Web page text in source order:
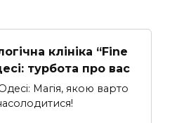
клініка “Fine
турбота про вас
Магія, якою варто